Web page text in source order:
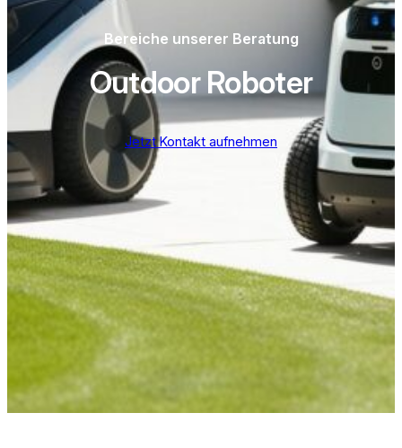
Bereiche unserer Beratung
Outdoor Roboter
Jetzt Kontakt aufnehmen